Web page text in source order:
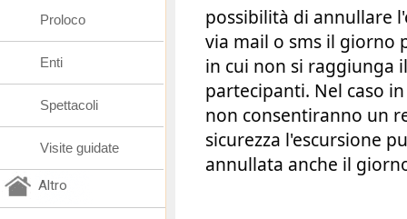
possibilità di annullare
via mail o sms il giorno
in cui non si raggiunga
partecipanti. Nel caso
non consentiranno un
sicurezza l'escursione
annullata anche il
Proloco
Enti
Spettacoli
Visite guidate
Altro